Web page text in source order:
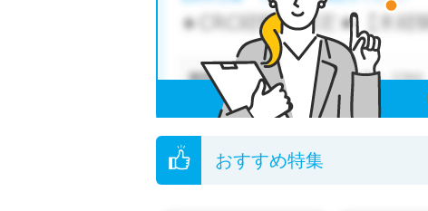
おすすめ特集